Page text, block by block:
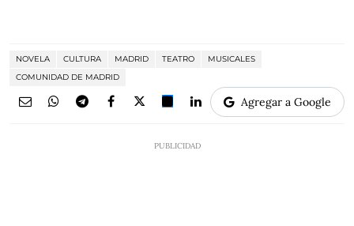
NOVELA CULTURA MADRID TEATRO
MUSICALES
COMUNIDAD DE MADRID
Agregar a Google